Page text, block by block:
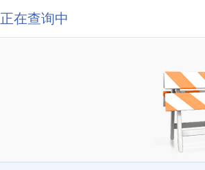
正在查询中